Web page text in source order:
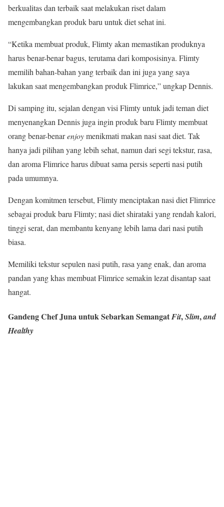
berkualitas dan terbaik saat melakukan riset dalam
mengembangkan produk baru untuk diet sehat ini.
“Ketika membuat produk, Flimty akan memastikan produknya
harus benar-benar bagus, terutama dari komposisinya. Flimty
memilih bahan-bahan yang terbaik dan ini juga yang saya
lakukan saat mengembangkan produk Flimrice,” ungkap Dennis.
Di samping itu, sejalan dengan visi Flimty untuk jadi teman diet
menyenangkan Dennis juga ingin produk baru Flimty membuat
orang benar-benarenjoymenikmati makan nasi saat diet. Tak
hanya jadi pilihan yang lebih sehat, namun dari segi tekstur, rasa,
dan aroma Flimrice harus dibuat sama persis seperti nasi putih
pada umumnya.
Dengan komitmen tersebut, Flimty menciptakan nasi diet Flimrice
sebagai produk baru Flimty; nasi diet shirataki yang rendah kalori,
tinggi serat, dan membantu kenyang lebih lama dari nasi putih
biasa.
Memiliki tekstur sepulen nasi putih, rasa yang enak, dan aroma
pandan yang khas membuatFlimricesemakin lezat disantap saat
hangat.
Gandeng Chef Juna untuk Sebarkan SemangatFit,Slim,and
Healthy